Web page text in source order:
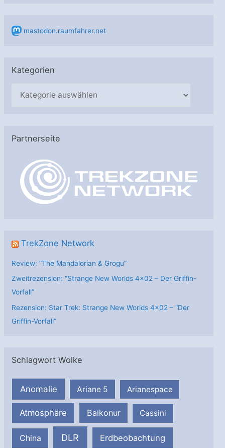
mastodon.raumfahrer.net
Kategorien
g
Partnerseite
TrekZone Network
Review: “The Mandalorian & Grogu”
Zweitrezension: “Strange New Worlds 4×02 – Der Griffin-
Vorfall”
Rezension: Star Trek: Strange New Worlds 4×02 – “Der
Griffin-Vorfall”
Schlagwort Wolke
Anomalie Ariane 5 Arianespace
Atmosphäre Baikonur Cassini
China DLR Erdbeobachtung